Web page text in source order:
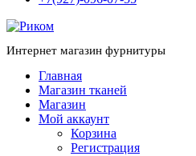
Интернет магазин фурнитуры
Главная
Магазин тканей
Магазин
Мой аккаунт
Корзина
Регистрация